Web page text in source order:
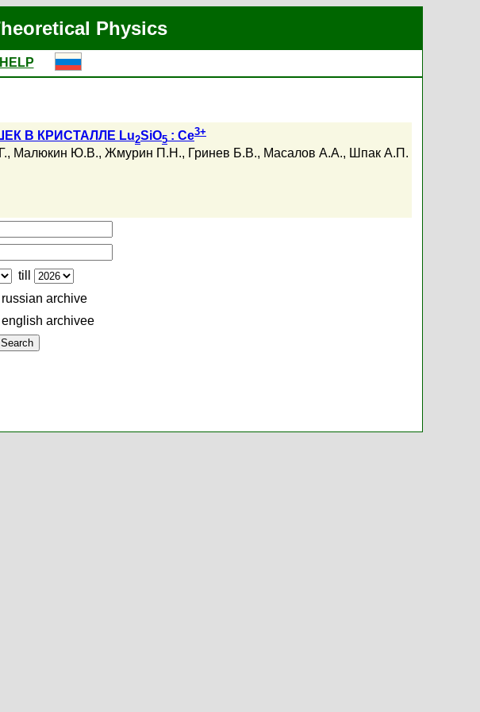
Physics
HELP
В КРИСТАЛЛЕ Lu2SiO5 : Ce3+
, Малюкин Ю.В., Жмурин П.Н., Гринев Б.В., Масалов А.А., Шпак А.П.
till
archive
archiveе